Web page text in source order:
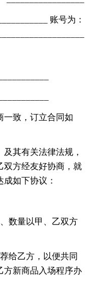
账号为：
一致，订立合同如
其有关法律法规，
双方经友好协商，就
如下协议：
数量以甲、乙双方
给乙方，以便共同
方新商品入场程序办